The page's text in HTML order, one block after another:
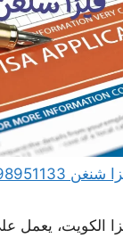
الكويت، يعمل